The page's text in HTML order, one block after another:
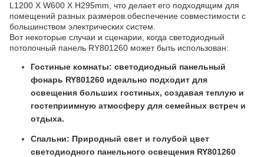
L1200 X W600 X H295mm, что делает его подходящим для
помещений разных размеров.обеспечение совместимости с
большинством электрических систем.
Вот некоторые случаи и сценарии, когда светодиодный
потолочный панель RY801260 может быть использован:
Гостиные комнаты: светодиодный панельный
фонарь RY801260 идеально подходит для
освещения больших гостиных, создавая теплую и
гостеприимную атмосферу для семейных встреч и
отдыха.
Спальни: Природный свет и голубой цвет
светодиодного панельного освещения RY801260